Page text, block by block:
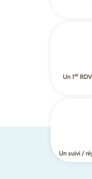
Un 1er
Un suivi /